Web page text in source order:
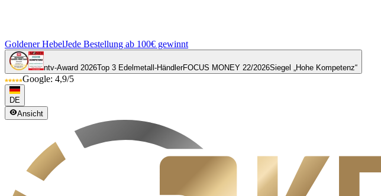
Goldener HebelJede Bestellung ab 100€ gewinnt
ntv-Award 2026Top 3 Edelmetall-HändlerFOCUS MONEY 22/2026Siegel „Hohe Kompetenz“
Google: 4,9/5
DE
Ansicht